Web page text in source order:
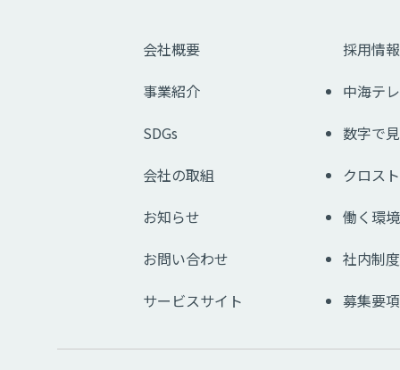
会社概要
事業紹介
SDGs
会社の取組
お知らせ
お問い合わせ
サービスサイト
採用情報
中海テ
数字で
クロス
働く環境
社内制度
募集要項